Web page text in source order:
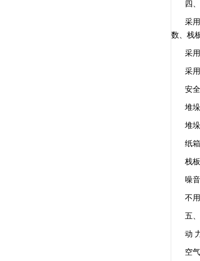
四
采
数、栈
采
采
安
堆
堆
纸
栈
噪
不
五
动
空